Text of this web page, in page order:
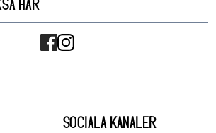
HÄR
SOCIALA KANALER